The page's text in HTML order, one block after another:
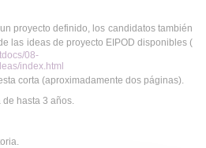
proyecto definido, los candidatos también
las ideas de proyecto EIPOD disponibles (
08-
index.html
corta (aproximadamente dos páginas).
de hasta 3 años.